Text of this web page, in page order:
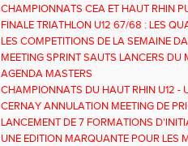
CHAMPIONNATS CEA ET HAUT RHIN
FINALE TRIATHLON U12 67/68 : LES
LES COMPETITIONS DE LA SEMAINE
MEETING SPRINT SAUTS LANCERS DU
AGENDA MASTERS
CHAMPIONNATS DU HAUT RHIN U12 -
CERNAY ANNULATION MEETING DE
LANCEMENT DE 7 FORMATIONS
UNE EDITION MARQUANTE POUR LES